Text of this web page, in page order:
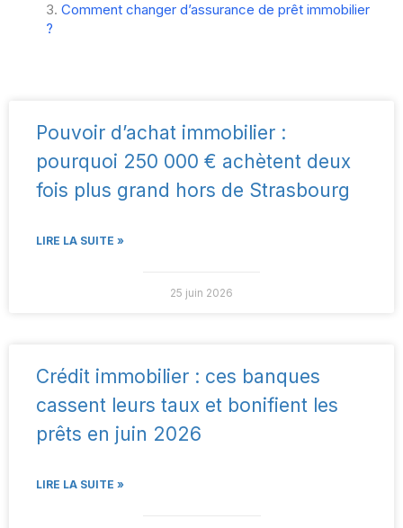
Comment changer d’assurance de prêt immobilier
?
Pouvoir d’achat immobilier :
pourquoi 250 000 € achètent deux
fois plus grand hors de Strasbourg
LIRE LA SUITE »
25 juin 2026
Crédit immobilier : ces banques
cassent leurs taux et bonifient les
prêts en juin 2026
LIRE LA SUITE »